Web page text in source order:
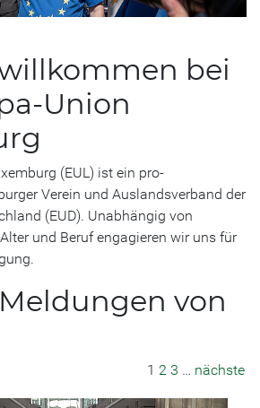
bei
Union
(EUL) ist ein pro-
Verein und Auslandsverband der
(EUD). Unabhängig von
und Beruf engagieren wir uns für
von
1 2 3 … nächste